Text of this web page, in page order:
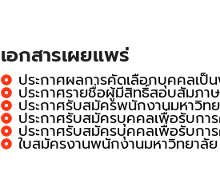
เอกสารเผยแพร่
ประกาศผลการคัดเลือกบุคคลเ
ประกาศรายชื่อผู้มีสิทธิ์สอบสัมภ
ประกาศรับสมัครพนักงานมหาวิ
ประกาศรับสมัครบุคคลเพื่อรับก
ประกาศรับสมัครบุคคลเพื่อรับกา
ใบสมัครงานพนักงานมหาวิทยาลั